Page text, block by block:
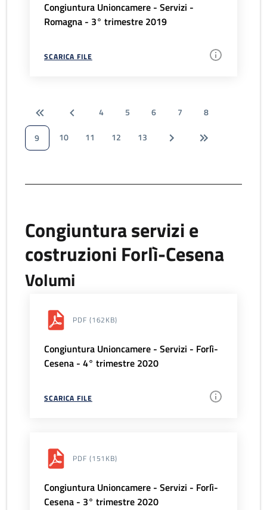
Congiuntura Unioncamere - Servizi -
Romagna - 3° trimestre 2019
SCARICA FILE
4 5 6 7
8
9
10 11 12 13
Congiuntura servizi e
costruzioni Forlì-Cesena
Volumi
PDF (162KB)
Congiuntura Unioncamere - Servizi - Forlì-
Cesena - 4° trimestre 2020
SCARICA FILE
PDF (151KB)
Congiuntura Unioncamere - Servizi - Forlì-
Cesena - 3° trimestre 2020